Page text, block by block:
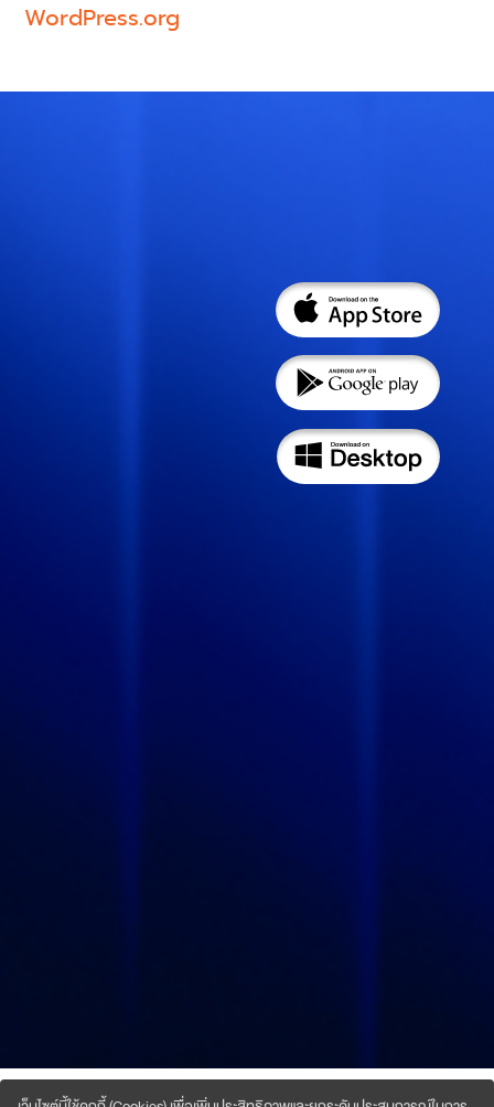
WordPress.org